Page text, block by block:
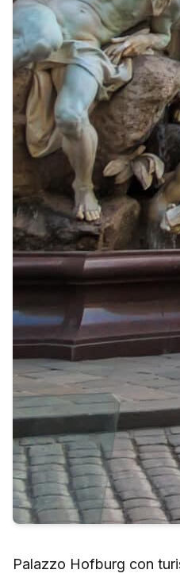
Palazzo Hofburg con